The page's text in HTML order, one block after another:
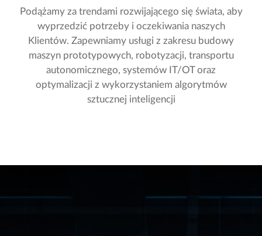
Podążamy za trendami rozwijającego się świata, aby
wyprzedzić potrzeby i oczekiwania naszych
Klientów. Zapewniamy usługi z zakresu budowy
maszyn prototypowych, robotyzacji, transportu
autonomicznego, systemów IT/OT oraz
optymalizacji z wykorzystaniem algorytmów
sztucznej inteligencji
Oferta CNC